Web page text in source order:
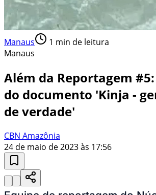
Manaus 1 min de leitura
Manaus
Além da Reportagem
do documento 'Kinja -
de verdade'
CBN Amazônia
24 de maio de 2023 às 17:56